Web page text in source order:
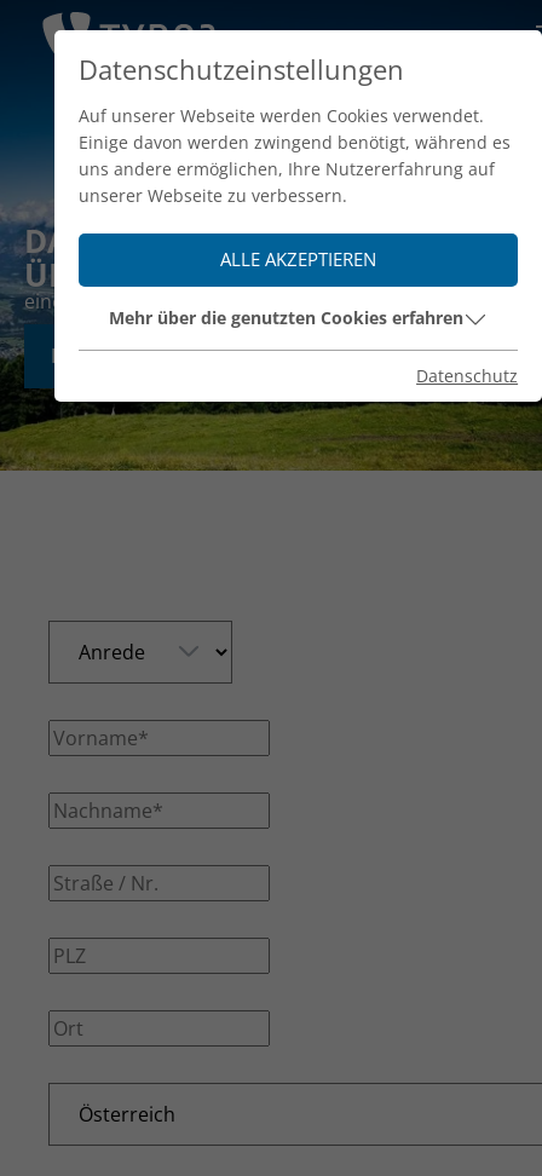
DAS IST EINE HEADER-
ÜBERSCHRIFT
eine Unterüberschrift
BUTTON
Datenschutzeinstellungen
Auf unserer Webseite werden Cookies verwendet.
Einige davon werden zwingend benötigt, während es
uns andere ermöglichen, Ihre Nutzererfahrung auf
unserer Webseite zu verbessern.
ALLE AKZEPTIEREN
Mehr über die genutzten Cookies erfahren
Datenschutz